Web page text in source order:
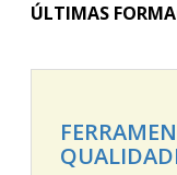
ÚLTIMAS